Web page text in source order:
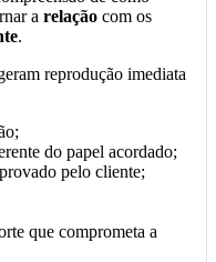
a relação com os
.
reprodução imediata
do papel acordado;
pelo cliente;
que comprometa a